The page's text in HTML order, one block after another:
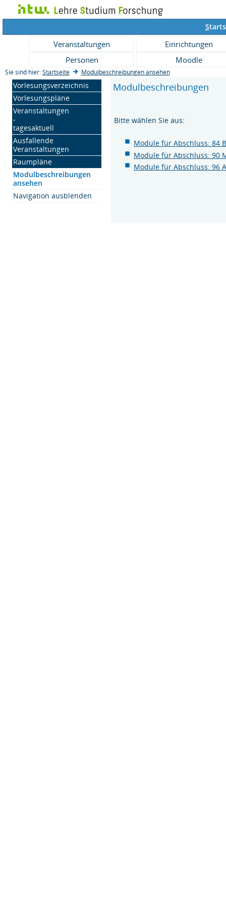
S
Veranstaltungen
Einrichtungen
Personen
Moodle
Sie sind hier: Startseite Modulbeschreibungen ansehen
Vorlesungsverzeichnis
Vorlesungspläne
Veranstaltungen
-
tagesaktuell
Ausfallende
Veranstaltungen
Raumpläne
Modulbeschreibungen
ansehen
Navigation ausblenden
Modulbeschreibungen
Bitte wählen Sie aus:
Module für Abschluss: 84
Module für Abschluss: 90
Module für Abschluss: 96